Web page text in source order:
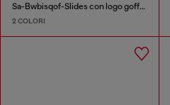
Sa-Bwbisqof-Slides con logo goffrato
2 COLORI